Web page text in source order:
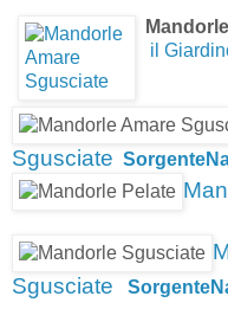
il
Sgusciate
Sgusciate